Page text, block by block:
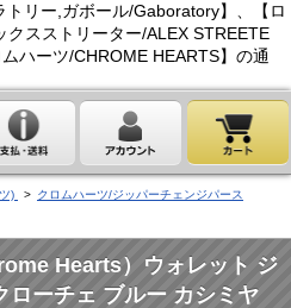
リー,ガボール/Gaboratory】、【ロ
クスストリーター/ALEX STREETE
ハーツ/CHROME HEARTS】の通
) > クロムハーツ/ジッパーチェンジパース
Hearts）ウォレット ジ
ローチェ ブルー カシミヤ